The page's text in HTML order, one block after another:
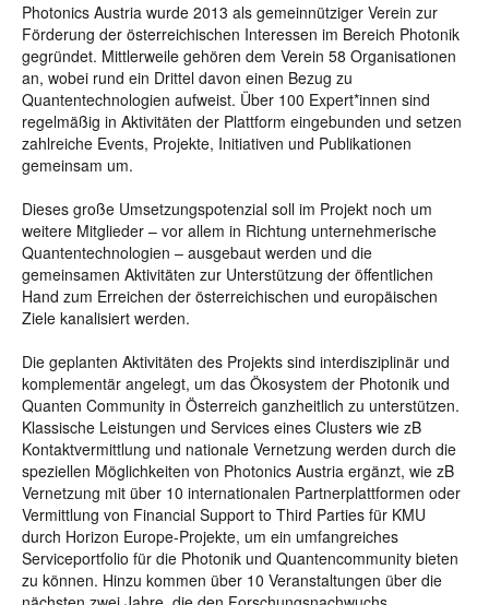
Photonics Austria wurde 2013 als gemeinnütziger Verein zur
Förderung der österreichischen Interessen im Bereich Photonik
gegründet. Mittlerweile gehören dem Verein 58 Organisationen
an, wobei rund ein Drittel davon einen Bezug zu
Quantentechnologien aufweist. Über 100 Expert*innen sind
regelmäßig in Aktivitäten der Plattform eingebunden und setzen
zahlreiche Events, Projekte, Initiativen und Publikationen
gemeinsam um.
Dieses große Umsetzungspotenzial soll im Projekt noch um
weitere Mitglieder – vor allem in Richtung unternehmerische
Quantentechnologien – ausgebaut werden und die
gemeinsamen Aktivitäten zur Unterstützung der öffentlichen
Hand zum Erreichen der österreichischen und europäischen
Ziele kanalisiert werden.
Die geplanten Aktivitäten des Projekts sind interdisziplinär und
komplementär angelegt, um das Ökosystem der Photonik und
Quanten Community in Österreich ganzheitlich zu unterstützen.
Klassische Leistungen und Services eines Clusters wie zB
Kontaktvermittlung und nationale Vernetzung werden durch die
speziellen Möglichkeiten von Photonics Austria ergänzt, wie zB
Vernetzung mit über 10 internationalen Partnerplattformen oder
Vermittlung von Financial Support to Third Parties für KMU
durch Horizon Europe-Projekte, um ein umfangreiches
Serviceportfolio für die Photonik und Quantencommunity bieten
zu können. Hinzu kommen über 10 Veranstaltungen über die